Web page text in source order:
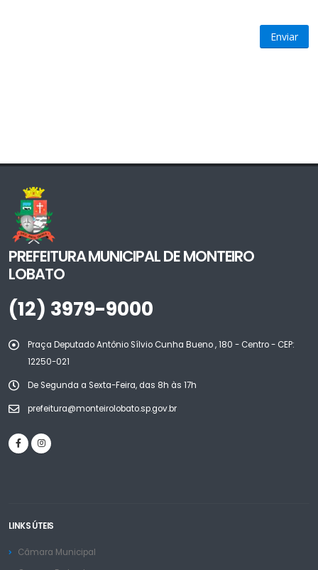
Enviar
PREFEITURA MUNICIPAL DE MONTEIRO
LOBATO
(12) 3979-9000
Praça Deputado Antônio Sílvio Cunha Bueno , 180 - Centro - CEP:
12250-021
De Segunda a Sexta-Feira, das 8h às 17h
prefeitura@monteirolobato.sp.gov.br
LINKS ÚTEIS
Câmara Municipal